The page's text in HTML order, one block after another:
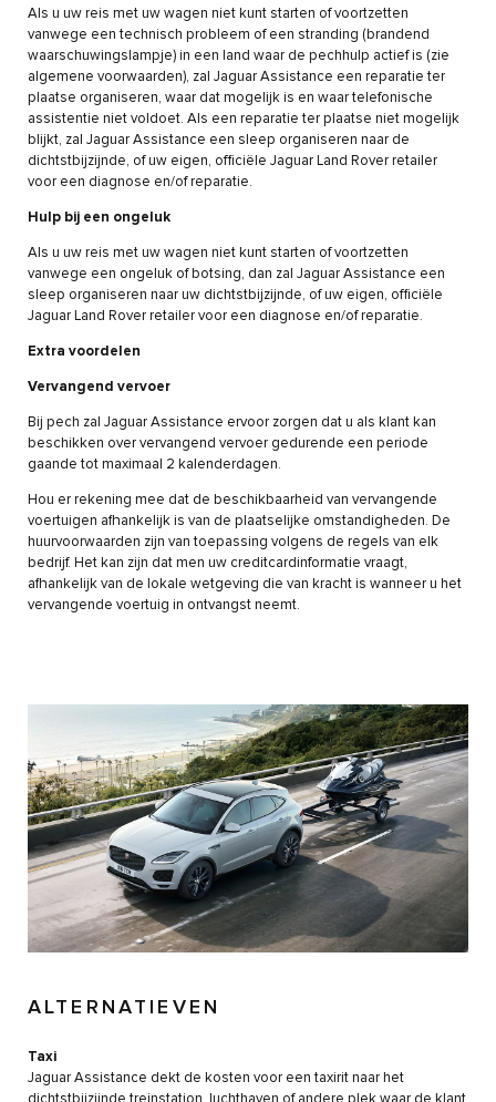
Als u uw reis met uw wagen niet kunt starten of voortzetten
vanwege een technisch probleem of een stranding (brandend
waarschuwingslampje) in een land waar de pechhulp actief is (zie
algemene voorwaarden), zal Jaguar Assistance een reparatie ter
plaatse organiseren, waar dat mogelijk is en waar telefonische
assistentie niet voldoet. Als een reparatie ter plaatse niet mogelijk
blijkt, zal Jaguar Assistance een sleep organiseren naar de
dichtstbijzijnde, of uw eigen, officiële Jaguar Land Rover retailer
voor een diagnose en/of reparatie.
Hulp bij een ongeluk
Als u uw reis met uw wagen niet kunt starten of voortzetten
vanwege een ongeluk of botsing, dan zal Jaguar Assistance een
sleep organiseren naar uw dichtstbijzijnde, of uw eigen, officiële
Jaguar Land Rover retailer voor een diagnose en/of reparatie.
Extra voordelen
Vervangend vervoer
Bij pech zal Jaguar Assistance ervoor zorgen dat u als klant kan
beschikken over vervangend vervoer gedurende een periode
gaande tot maximaal 2 kalenderdagen.
Hou er rekening mee dat de beschikbaarheid van vervangende
voertuigen afhankelijk is van de plaatselijke omstandigheden. De
huurvoorwaarden zijn van toepassing volgens de regels van elk
bedrijf. Het kan zijn dat men uw creditcardinformatie vraagt,
afhankelijk van de lokale wetgeving die van kracht is wanneer u het
vervangende voertuig in ontvangst neemt.
ALTERNATIEVEN
Taxi
Jaguar Assistance dekt de kosten voor een taxirit naar het
dichtstbijzijnde treinstation, luchthaven of andere plek waar de klant